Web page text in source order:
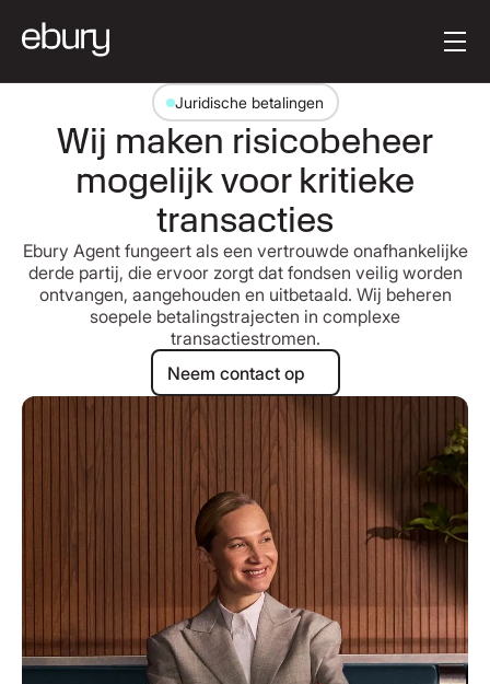
Juridische betalingen
Wij maken risicobeheer
mogelijk voor kritieke
transacties
Ebury Agent fungeert als een vertrouwde onafhankelijke
derde partij, die ervoor zorgt dat fondsen veilig worden
ontvangen, aangehouden en uitbetaald. Wij beheren
soepele betalingstrajecten in complexe
transactiestromen.
Neem contact op
Neem contact op